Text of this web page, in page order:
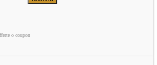
o coupon